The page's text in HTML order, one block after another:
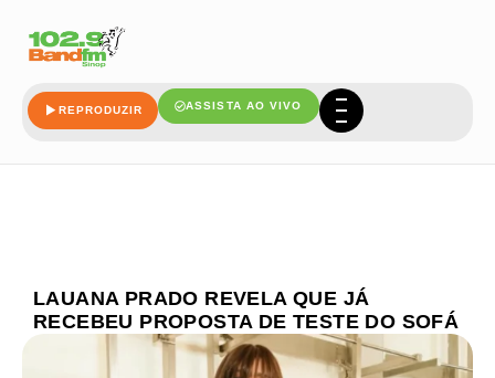
REPRODUZIR ASSISTA AO VIVO
LAUANA PRADO REVELA QUE JÁ
RECEBEU PROPOSTA DE TESTE DO SOFÁ